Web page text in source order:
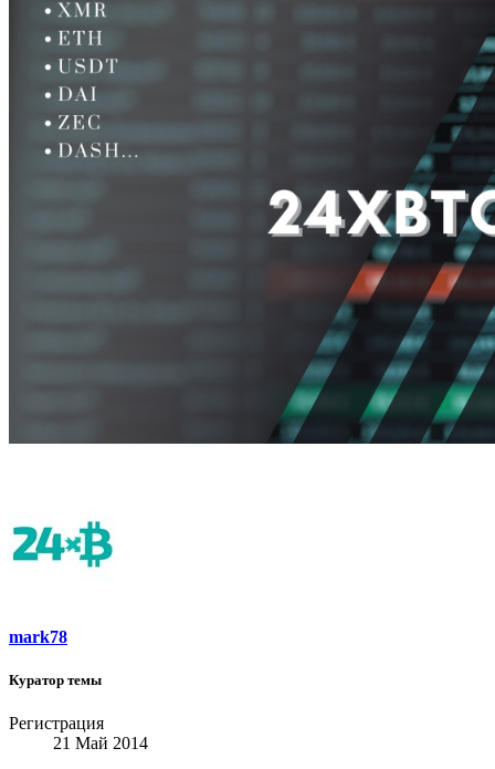
mark78
Куратор темы
Регистрация
21 Май 2014